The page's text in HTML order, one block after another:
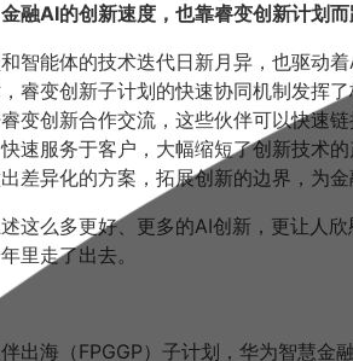
融AI的创新速度，也靠睿变创新计划而
智能体的技术迭代日新月异，也驱动
睿变创新子计划的快速协同机制发挥
变创新合作交流，这些伙伴可以快速
速服务于客户，大幅缩短了创新技术
差异化的方案，拓展创新的边界，为金
这么多更好、更多的AI创新，更让人
里走了出去。
出海（FPGGP）子计划，华为智慧金